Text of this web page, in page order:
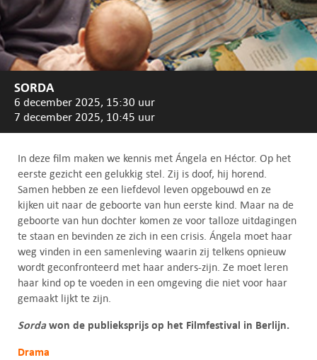
SORDA
6 december 2025, 15:30 uur
7 december 2025, 10:45 uur
In deze film maken we kennis met Ángela en Héctor. Op het
eerste gezicht een gelukkig stel. Zij is doof, hij horend.
Samen hebben ze een liefdevol leven opgebouwd en ze
kijken uit naar de geboorte van hun eerste kind. Maar na de
geboorte van hun dochter komen ze voor talloze uitdagingen
te staan en bevinden ze zich in een crisis. Ángela moet haar
weg vinden in een samenleving waarin zij telkens opnieuw
wordt geconfronteerd met haar anders-zijn. Ze moet leren
haar kind op te voeden in een omgeving die niet voor haar
gemaakt lijkt te zijn.
Sordawon de publieksprijs op het Filmfestival in Berlijn.
Drama